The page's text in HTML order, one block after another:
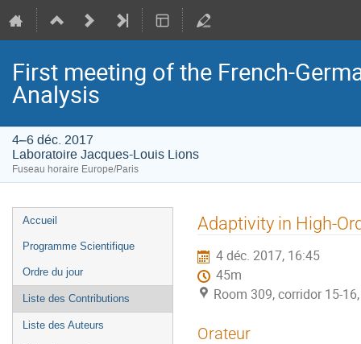
First meeting of the French-
Analysis
4–6 déc. 2017
Laboratoire Jacques-Louis Lions
Fuseau horaire Europe/Paris
Menu
de
Accueil
Programme Scientifique
Ordre du jour
Liste des Contributions
Liste des Auteurs
Adaptivity in High-
4 déc. 2017, 16:45
45m
Room 309, corridor 15-
Orateur